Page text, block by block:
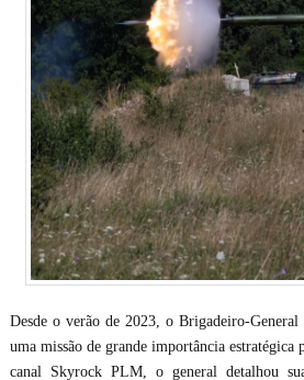
Desde o verão de 2023, o Brigadeiro-
uma missão de grande importância
canal Skyrock PLM, o general detalhou